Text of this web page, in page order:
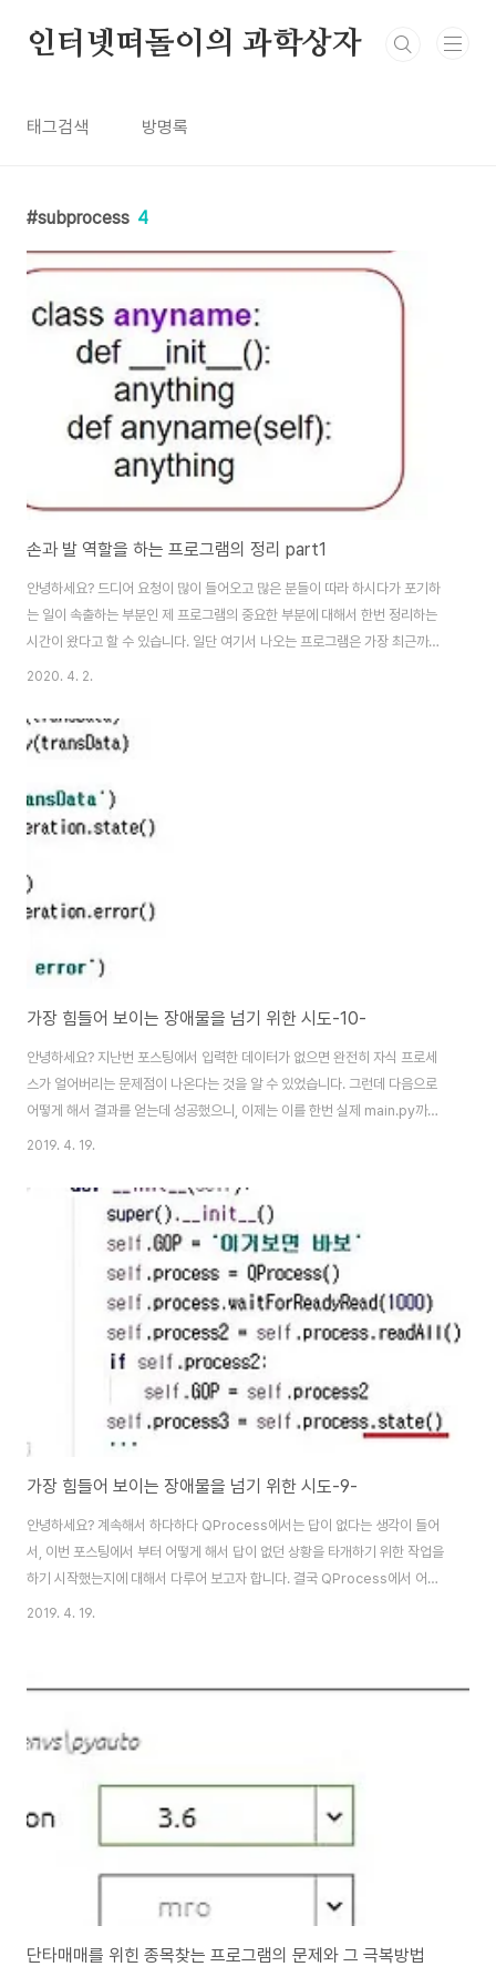
인터넷떠돌이의 과학상자
태그검색 방명록
subprocess 4
손과 발 역할을 하는 프로그램의 정리 part1
안녕하세요? 드디어 요청이 많이 들어오고 많은 분들이 따라 하시다가 포기하
는 일이 속출하는 부분인 제 프로그램의 중요한 부분에 대해서 한번 정리하는
시간이 왔다고 할 수 있습니다. 일단 여기서 나오는 프로그램은 가장 최근까지
직접 키움증권 서버에 접속을 해서 단기적으로는 이익을 보고, 장기적으로는
에 일단 전체 코드를 올리기만 할까도 생각해 보았습니다만, 그렇게 하면 저야
편하겠지만, 보기만 해도 눈이 어지러운 코드만 봐서는 큰 발전이 없을 것이라
게 되었는지 코드의 구조랑 거기에 사용된 기본적인 지식에 대해서 먼저 정리
를 하고서, 마지막에 코드를 찍어서 올리는..
2020. 4. 2.
가장 힘들어 보이는 장애물을 넘기 위한 시도-10-
안녕하세요? 지난번 포스팅에서 입력한 데이터가 없으면 완전히 자식 프로세
스가 얼어버리는 문제점이 나온다는 것을 알 수 있었습니다. 그런데 다음으로
어떻게 해서 결과를 얻는데 성공했으니, 이제는 이를 한번 실제 main.py까지
적용해 보고자 하는 것이 이번 포스팅에서 나오는 목표입니다. 일단 위 스크린
터 먼저 알아보기 위해서 기존에 빈 데이터가 있던 부분에서 새로운 데이터를
넣어서 한번 시험해 보도록 합니다. 물론 자식 프로세스는 gui가 나오는
test.py가 아니라 test2.py를 하도록 합니다. 그리고 나서 test2.py에서는
위 스크린샷에서 보이는 것처럼 한번 받아들인 데이터를 decode시키도록 합
2019. 4. 19.
가장 힘들어 보이는 장애물을 넘기 위한 시도-9-
안녕하세요? 계속해서 하다하다 QProcess에서는 답이 없다는 생각이 들어
서, 이번 포스팅에서 부터 어떻게 해서 답이 없던 상황을 타개하기 위한 작업을
하기 시작했는지에 대해서 다루어 보고자 합니다. 결국 QProcess에서 어떻
게 자식 프로세스와 통신을 하는지에 대해서는 알 수는 없었습니다만, 이건 너
이번에는 자식 프로세스에다가 state()함수를 사용해서 어떻게 Qprocess가
보시면 자식 프로세스에서는 계속해서 0이라는 state를 보여주고 있는데, 이
2019. 4. 19.
단타매매를 위힌 종목찾는 프로그램의 문제와 그 극복방법